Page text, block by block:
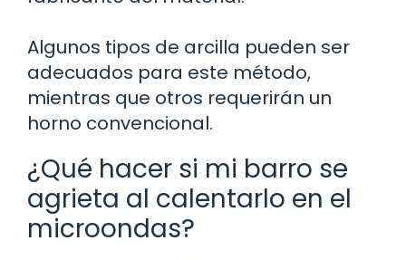
Algunos tipos de arcilla pueden ser
adecuados para este método,
mientras que otros requerirán un
horno convencional.
¿Qué hacer si mi barro se
agrieta al calentarlo en el
microondas?